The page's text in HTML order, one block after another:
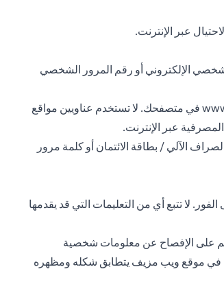
عبر الإنترنت.
الإلكتروني أو رقم المرور الشخصي
في متصفحك. لا تستخدم عناويين مواقع
عبر الإنترنت.
الآلي / بطاقة الائتمان أو كلمة مرور
لا تتبع أي من التعليمات التي قد يقدمها
على الإفصاح عن معلومات شخصية
في موقع ويب مزيف يتطابق شكله ومظهره